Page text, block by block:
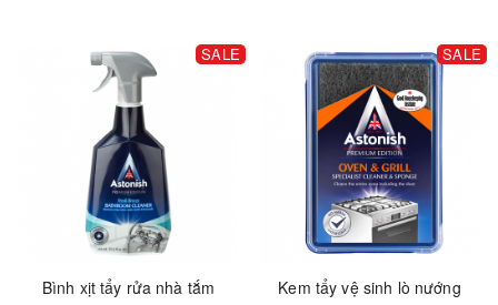
SALE
Bình xịt tẩy rửa nhà tắm
SALE
Kem tẩy vệ sinh lò nướng